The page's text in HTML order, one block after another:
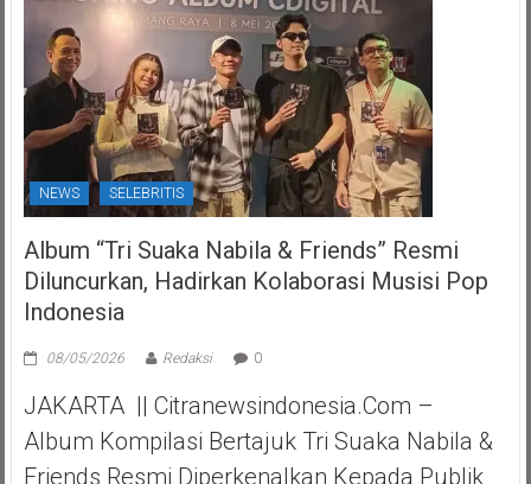
NEWS SELEBRITIS
Album “Tri Suaka Nabila & Friends” Resmi
Diluncurkan, Hadirkan Kolaborasi Musisi Pop
Indonesia
08/05/2026 Redaksi 0
JAKARTA || Citranewsindonesia.com –
Album Kompilasi Bertajuk Tri Suaka Nabila &
Friends Resmi Diperkenalkan Kepada Publik